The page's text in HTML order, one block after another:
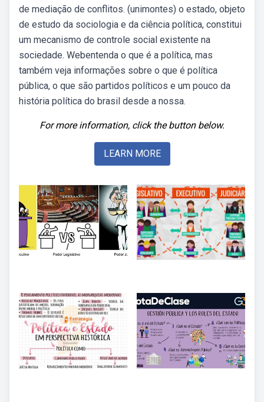
de mediação de conflitos. (unimontes) o estado, objeto
de estudo da sociologia e da ciência política, constitui
um mecanismo de controle social existente na
sociedade. Webentenda o que é a política, mas
também veja informações sobre o que é política
pública, o que são partidos políticos e um pouco da
história política do brasil desde a nossa.
For more information, click the button below.
LEARN MORE